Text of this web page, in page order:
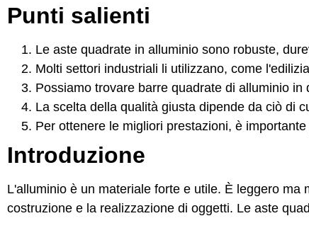
Punti salienti
Le aste quadrate in alluminio sono robuste,
Molti settori industriali li utilizzano, come
Possiamo trovare barre quadrate di alluminio
La scelta della qualità giusta dipende da ciò di
Per ottenere le migliori prestazioni, è
Introduzione
L'alluminio è un materiale forte e utile. È leggero
costruzione e la realizzazione di oggetti. Le aste